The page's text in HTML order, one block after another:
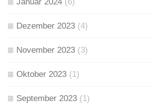
Dezember 2023 (4)
November 2023 (3)
Oktober 2023 (1)
September 2023 (1)